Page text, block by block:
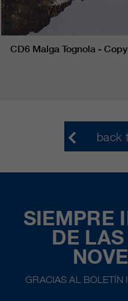
CD6 Malga Tognola -
back
SIEMPRE
DE
GRACIAS AL BOLETÍN